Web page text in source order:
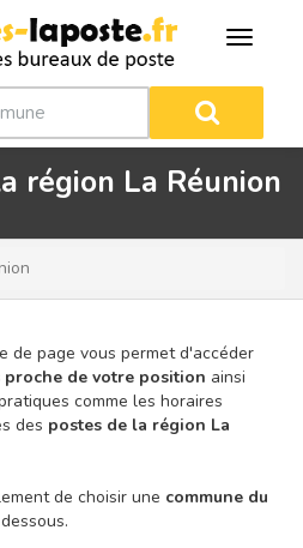
région La Réunion
de page vous permet d'accéder
de votre position ainsi
comme les horaires
des postes de la région La
de choisir une commune du